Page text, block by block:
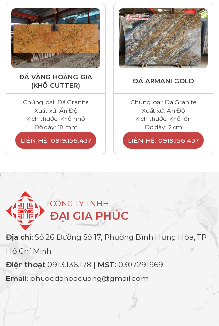
ĐÁ VÀNG HOÀNG GIA
(KHỔ CUTTER)
Chủng loại: Đá Granite
Xuất xứ: Ấn Độ
Kích thước: Khổ nhỏ
Độ dày: 18 mm
LIÊN HỆ: 0919.156.437
ĐÁ ARMANI GOLD
Chủng loại: Đá Granite
Xuất xứ: Ấn Độ
Kích thước: Khổ lớn
Độ dày: 2 cm
LIÊN HỆ: 0919.156.437
CÔNG TY TNHH
ĐẠI GIA PHÚC
Địa chỉ: Số 26 Đường Số 17, Phường Bình Hưng Hòa, TP
Hồ Chí Minh.
Điện thoại: 0913.136.178 | MST: 0307291969
Email: phuocdahoacuong@gmail.com